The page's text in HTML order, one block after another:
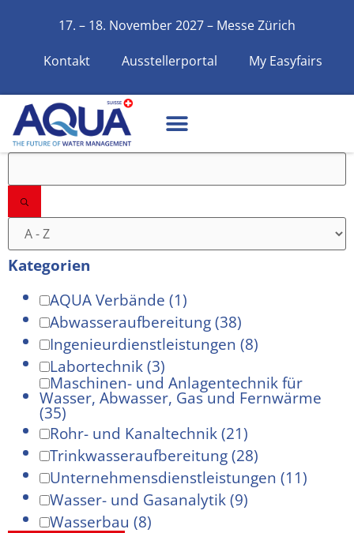
17. – 18. November 2027 – Messe Zürich
Kontakt Ausstellerportal My Easyfairs
Kategorien
AQUA Verbände (1)
Abwasseraufbereitung(38)
Ingenieurdienstleistungen (8)
Labortechnik(3)
Maschinen- und Anlagentechnik für
Wasser, Abwasser, Gas und Fernwärme
(35)
Rohr- und Kanaltechnik(21)
Trinkwasseraufbereitung(28)
Unternehmensdienstleistungen (11)
Wasser- und Gasanalytik(9)
Wasserbau (8)